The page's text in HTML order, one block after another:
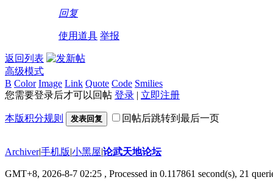
回复
使用道具 举报
返回列表
高级模式
B Color Image Link Quote Code Smilies
您需要登录后才可以回帖 登录 | 立即注册
本版积分规则 发表回复 回帖后跳转到最后一页
Archiver|手机版|小黑屋|论武天地论坛
GMT+8, 2026-8-7 02:25 , Processed in 0.117861 second(s), 21